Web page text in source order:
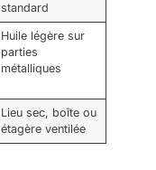
standard
Huile légère sur
parties
métalliques
Lieu sec, boîte ou
étagère ventilée